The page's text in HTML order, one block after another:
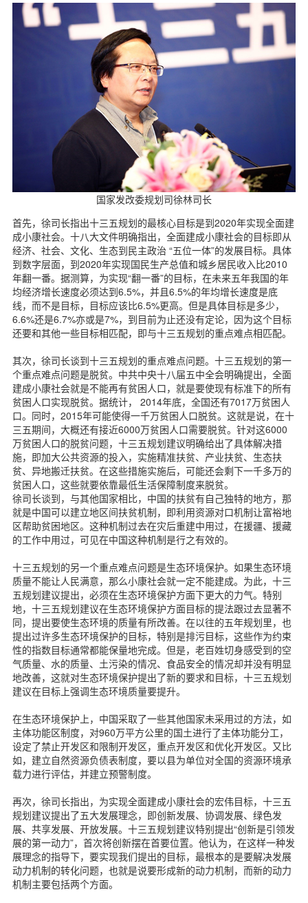
国家发改委规划司徐林司长
首先，徐司长指出十三五规划的最核心目标是到2020年实现全面建
成小康社会。十八大文件明确指出，全面建成小康社会的目标即从
经济、社会、文化、生态到民主政治 “五位一体”的发展目标。具体
到数字层面，到2020年实现国民生产总值和城乡居民收入比2010
年翻一番。据测算，为实现“翻一番”的目标，在未来五年我国的年
均经济增长速度必须达到6.5%，并且6.5%的年均增长速度是底
线，而不是目标，目标应该比6.5%更高。但是具体目标是多少，
6.6%还是6.7%亦或是7%，到目前为止还没有定论，因为这个目标
还要和其他一些目标相匹配，即与十三五规划的重点难点相匹配。
其次，徐司长谈到十三五规划的重点难点问题。十三五规划的第一
个重点难点问题是脱贫。中共中央十八届五中全会明确提出，全面
建成小康社会就是不能再有贫困人口，就是要使现有标准下的所有
贫困人口实现脱贫。据统计， 2014年底，全国还有7017万贫困人
口。同时，2015年可能使得一千万贫困人口脱贫。这就是说，在十
三五期间，大概还有接近6000万贫困人口需要脱贫。针对这6000
万贫困人口的脱贫问题，十三五规划建议明确给出了具体解决措
施，即加大公共资源的投入，实施精准扶贫、产业扶贫、生态扶
贫、异地搬迁扶贫。在这些措施实施后，可能还会剩下一千多万的
贫困人口，这些就要依靠最低生活保障制度来脱贫。
徐司长谈到，与其他国家相比，中国的扶贫有自己独特的地方，那
就是中国可以建立地区间扶贫机制，即利用资源对口机制让富裕地
区帮助贫困地区。这种机制过去在灾后重建中用过，在援疆、援藏
的工作中用过，可见在中国这种机制是行之有效的。
十三五规划的另一个重点难点问题是生态环境保护。如果生态环境
质量不能让人民满意，那么小康社会就一定不能建成。为此，十三
五规划建议提出，必须在生态环境保护方面下更大的力气。特别
地，十三五规划建议在生态环境保护方面目标的提法跟过去显著不
同，提出要使生态环境的质量有所改善。在以往的五年规划里，也
提出过许多生态环境保护的目标，特别是排污目标，这些作为约束
性的指数目标通常都能保量地完成。但是，老百姓切身感受到的空
气质量、水的质量、土污染的情况、食品安全的情况却并没有明显
地改善，这就对生态环境保护提出了新的要求和目标，十三五规划
建议在目标上强调生态环境质量要提升。
在生态环境保护上，中国采取了一些其他国家未采用过的方法，如
主体功能区制度，对960万平方公里的国土进行了主体功能分工，
设定了禁止开发区和限制开发区，重点开发区和优化开发区。又比
如，建立自然资源负债表制度，要以县为单位对全国的资源环境承
载力进行评估，并建立预警制度。
再次，徐司长指出，为实现全面建成小康社会的宏伟目标，十三五
规划建议提出了五大发展理念，即创新发展、协调发展、绿色发
展、共享发展、开放发展。十三五规划建议特别提出“创新是引领发
展的第一动力”，首次将创新摆在首要位置。他认为，在这样一种发
展理念的指导下，要实现我们提出的目标，最根本的是要解决发展
动力机制的转化问题，也就是说要形成新的动力机制，而新的动力
机制主要包括两个方面。